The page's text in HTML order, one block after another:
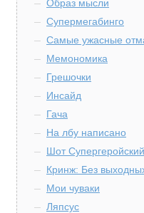
Образ мысли
Супермегабинго
Самые ужасные
Мемономика
Грешочки
Инсайд
Гача
На лбу написано
Шот Супергеройский
Кринж: Без
Мои чуваки
Ляпсус